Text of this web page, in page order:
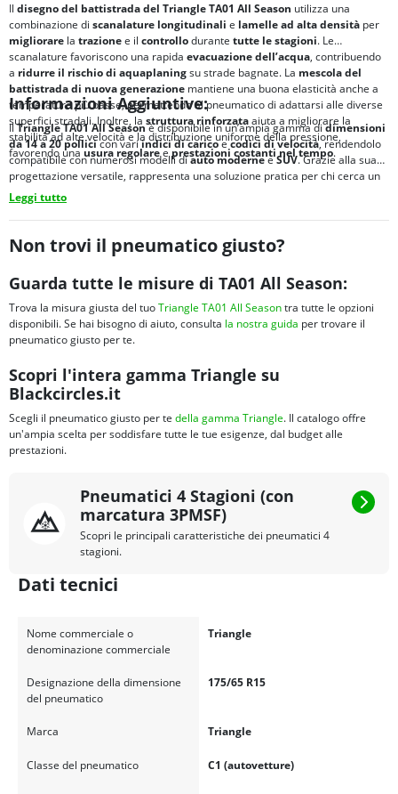
Il disegno del battistrada del Triangle TA01 All Season utilizza una
combinazione di scanalature longitudinali e lamelle ad alta densità per
migliorare la trazionee il controllodurante tutte le stagioni. Le
scanalature favoriscono una rapida evacuazione dell’acqua, contribuendo
a ridurre il rischio di aquaplaningsu strade bagnate. La mescola del
battistrada di nuova generazione mantiene una buona elasticità anche a
temperature più basse, permettendo al pneumatico di adattarsi alle diverse
superfici stradali. Inoltre, la struttura rinforzataaiuta a migliorare la
stabilità ad alte velocità e la distribuzione uniforme della pressione,
favorendo unausura regolareeprestazioni costanti nel tempo.
Informazioni Aggiuntive:
IlTriangle TA01 All Seasonè disponibile in un’ampia gamma didimensioni
da 14 a 20 pollicicon variindici di caricoecodici di velocità, rendendolo
compatibile con numerosi modelli diauto moderneeSUV. Grazie alla sua
progettazione versatile, rappresenta una soluzione pratica per chi cerca un
pneumatico quattro stagioni affidabile
Leggi tutto
Non trovi il pneumatico giusto?
Guarda tutte le misure di TA01 All Season:
Trova la misura giusta del tuoTriangle TA01 All Seasontra tutte le opzioni
disponibili. Se hai bisogno di aiuto, consulta la nostra guida per trovare il
pneumatico giusto per te.
Scopri l'intera gamma Triangle su
Blackcircles.it
Scegli il pneumatico giusto per te della gamma Triangle. Il catalogo offre
un'ampia scelta per soddisfare tutte le tue esigenze, dal budget alle
prestazioni.
Pneumatici 4 Stagioni (con
marcatura 3PMSF)
Scopri le principali caratteristiche dei pneumatici 4
stagioni.
Dati tecnici
Nome commerciale o
denominazione commerciale
Triangle
Designazione della dimensione
del pneumatico
175/65 R15
Marca Triangle
Classe del pneumatico C1 (autovetture)